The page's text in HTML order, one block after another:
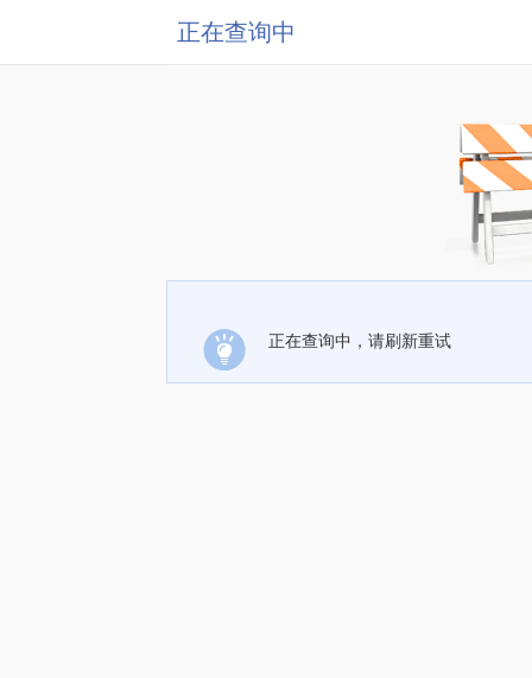
正在查询中
正在查询中，请刷新重试